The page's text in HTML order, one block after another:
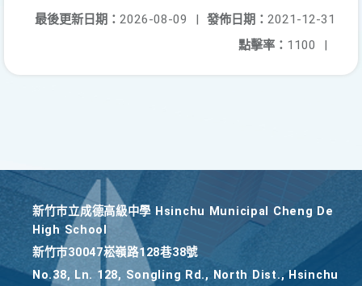
發佈日期： 2021-12-31
最後更新日期： 2026-08-09
|
點擊率： 1100 |
新竹巿立成德高級中學 Hsinchu Municipal Cheng De
High School
新竹巿30047崧嶺路128巷38號
No.38, Ln. 128, Songling Rd., North Dist., Hsinchu